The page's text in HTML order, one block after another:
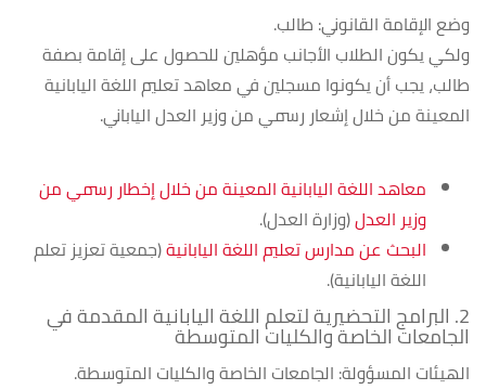
وضع الإقامة القانوني: طالب.
ولكي يكون الطلاب الأجانب مؤهلين للحصول على إقامة بصفة
طالب، يجب أن يكونوا مسجلين في معاهد تعليم اللغة اليابانية
المعينة من خلال إشعار رسمي من وزير العدل الياباني.
معاهد اللغة اليابانية المعينة من خلال إخطار رسمي من
وزير العدل(وزارة العدل).
البحث عن مدارس تعليم اللغة اليابانية(جمعية تعزيز تعلم
اللغة اليابانية).
2. البرامج التحضيرية لتعلم اللغة اليابانية المقدمة في
الجامعات الخاصة والكليات المتوسطة
الهيئات المسؤولة: الجامعات الخاصة والكليات المتوسطة.